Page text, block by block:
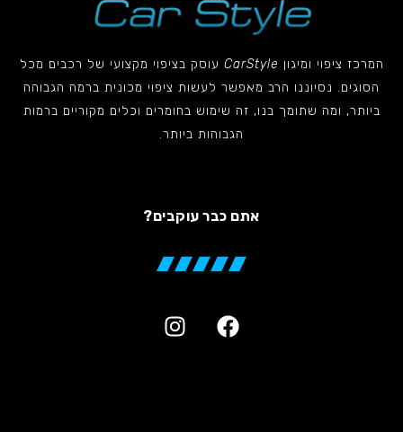
המרכז ציפוי ומיגון CarStyle עוסק בציפוי מקצועי של רכבים מכל
הסוגים. נסיוננו הרב מאפשר לעשות ציפוי מכונית ברמה הגבוהה
ביותר, ומה שתומך בנו, זה שימוש בחומרים וכלים מקוריים ברמות
הגבוהות ביותר.
אתם כבר עוקבים?